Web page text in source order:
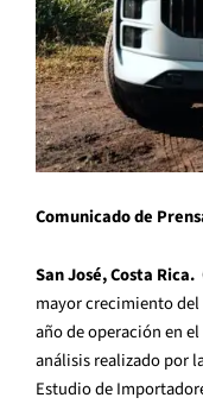
Comunicado de
San José, Costa Rica.
mayor crecimiento del
año de operación en
análisis realizado por
Estudio de